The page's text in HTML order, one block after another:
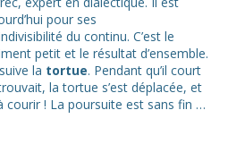
pour ses
du continu. C’est le
petit et le résultat d’ensemble.
la tortue. Pendant qu’il court
la tortue s’est déplacée, et
courir ! La poursuite est sans fin …